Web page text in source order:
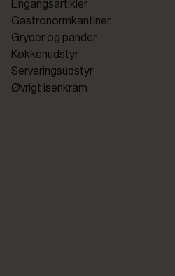
Engangsartikler
Gastronormkantiner
Gryder og pander
Køkkenudstyr
Serveringsudstyr
Øvrigt isenkram